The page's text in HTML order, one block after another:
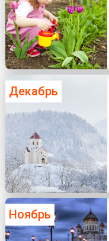
Декабрь
Ноябрь